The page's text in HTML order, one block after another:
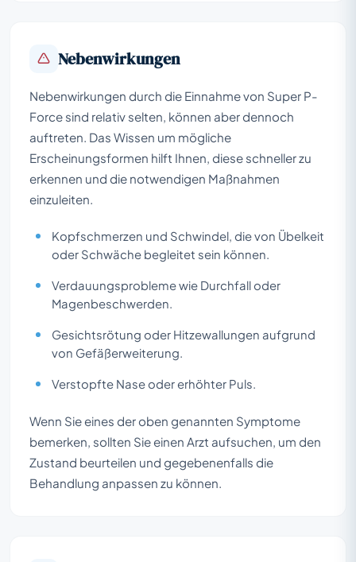
Nebenwirkungen
Nebenwirkungen durch die Einnahme von Super P-
Force sind relativ selten, können aber dennoch
auftreten. Das Wissen um mögliche
Erscheinungsformen hilft Ihnen, diese schneller zu
erkennen und die notwendigen Maßnahmen
einzuleiten.
Kopfschmerzen und Schwindel, die von Übelkeit
oder Schwäche begleitet sein können.
Verdauungsprobleme wie Durchfall oder
Magenbeschwerden.
Gesichtsrötung oder Hitzewallungen aufgrund
von Gefäßerweiterung.
Verstopfte Nase oder erhöhter Puls.
Wenn Sie eines der oben genannten Symptome
bemerken, sollten Sie einen Arzt aufsuchen, um den
Zustand beurteilen und gegebenenfalls die
Behandlung anpassen zu können.